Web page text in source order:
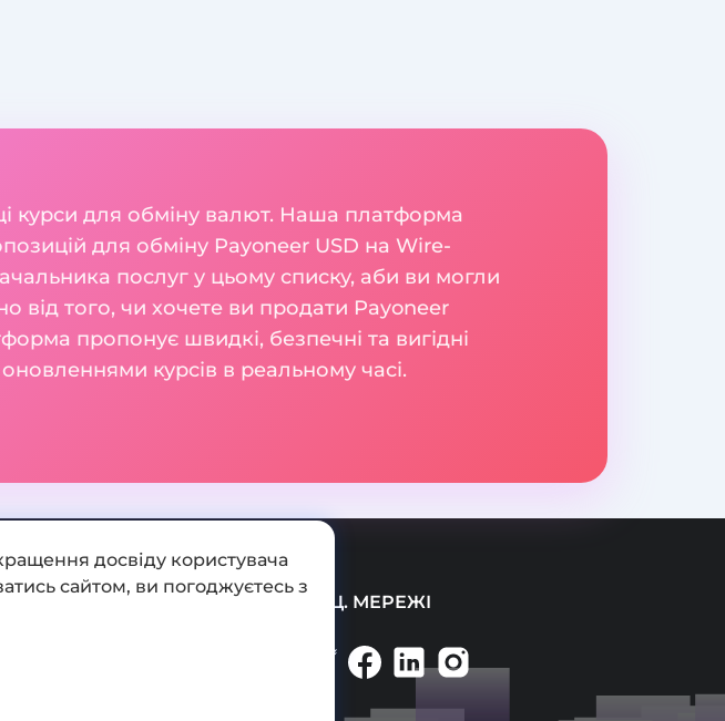
курси для обміну валют. Наша платформа
для обміну Payoneer USD на Wire-
послуг у цьому списку, аби ви могли
від того, чи хочете ви продати Payoneer
пропонує швидкі, безпечні та вигідні
курсів в реальному часі.
обмінник СОЦ. МЕРЕЖІ
досвіду користувача
сайтом, ви погоджуєтесь з